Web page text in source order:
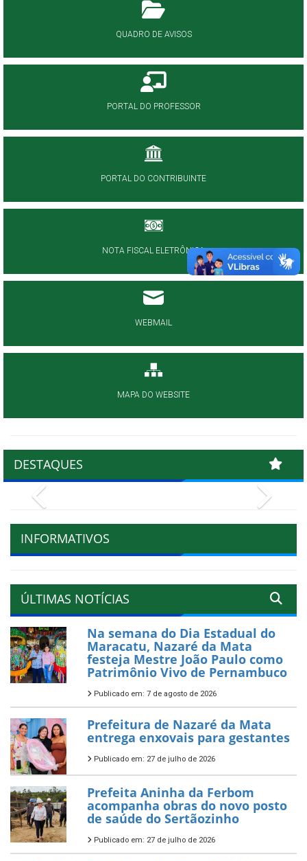
QUADRO DE AVISOS
PORTAL DO PROFESSOR
PORTAL DO CONTRIBUINTE
NOTA FISCAL ELETRÔNICA
WEBMAIL
MAPA DO WEBSITE
DESTAQUES
INFORMATIVOS
ÚLTIMAS NOTÍCIAS
Na semana do Dia Estadual do
Maracatu, Nazaré da Mata
festeja Mestre João Paulo como
Patrimônio Vivo de Pernambuco
Publicado em: 7 de agosto de 2026
Prefeitura de Nazaré da Mata
entrega enxovais para gestantes
Publicado em: 27 de julho de 2026
Prefeita Aninha da Ferbom
acompanha obras do novo posto
de saúde do Sertãozinho
Publicado em: 27 de julho de 2026